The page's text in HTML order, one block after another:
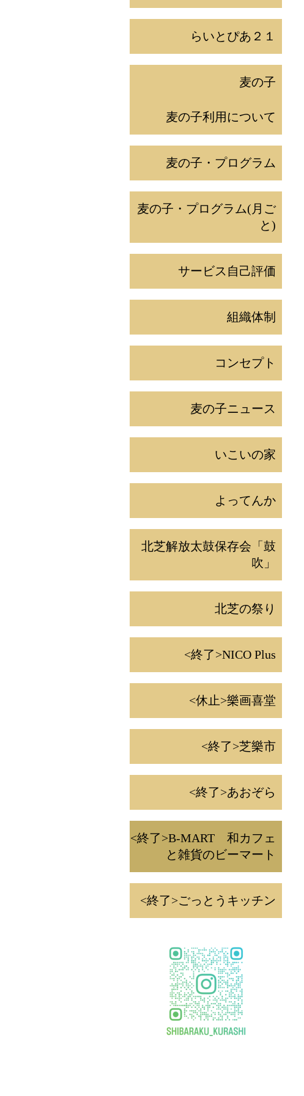
らいとぴあ２１
麦の子
麦の子利用について
麦の子・プログラム
麦の子・プログラム(月ご
と)
サービス自己評価
組織体制
コンセプト
麦の子ニュース
いこいの家
よってんか
北芝解放太鼓保存会「鼓
吹」
北芝の祭り
<終了>NICO Plus
<休止>樂画喜堂
<終了>芝樂市
<終了>あおぞら
<終了>B-MART 和カフェ
と雑貨のビーマート
<終了>ごっとうキッチン